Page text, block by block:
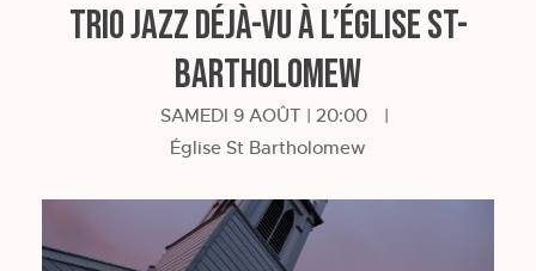
Trio Jazz Déjà-Vu à l’église St-
Bartholomew
SAMEDI 9 AOÛT | 20:00
|
Église St Bartholomew